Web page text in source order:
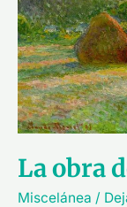
La obra
Miscelánea /
como
proceso